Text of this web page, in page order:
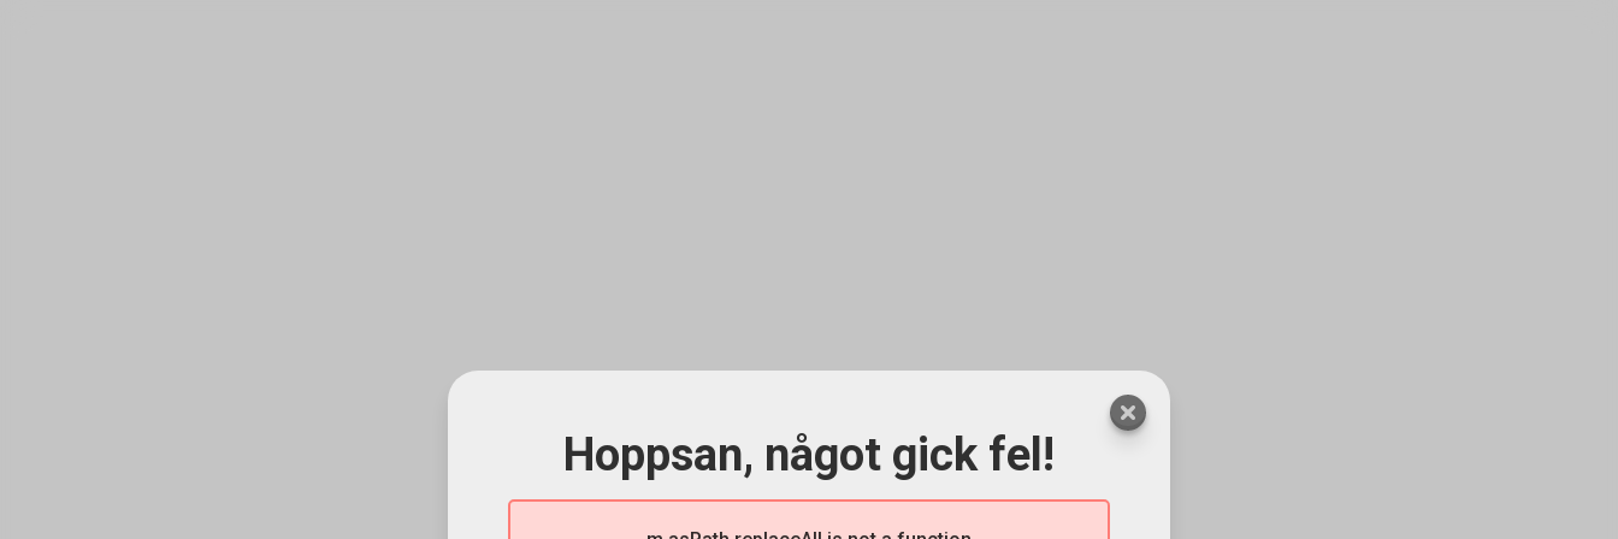
Hoppsan, något gick fel!